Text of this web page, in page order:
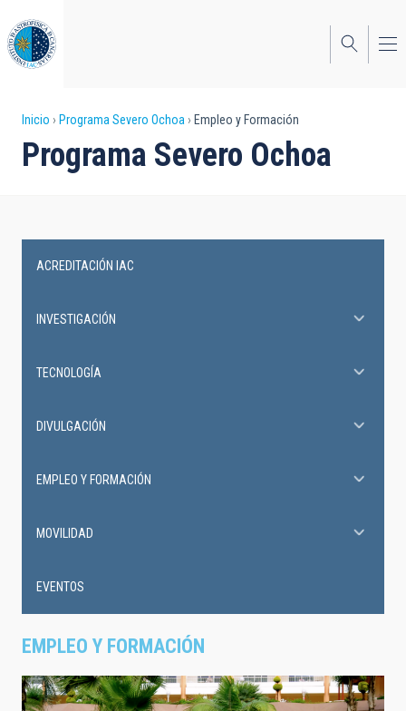
al
contenido
principal
Sobrescribir
enlaces
navegación
Inicio Programa Severo Ochoa Empleo y Formación
Programa Severo Ochoa
EMPLEO Y FORMACIÓN
Ochoa
ACREDITACIÓN IAC
INVESTIGACIÓN
TECNOLOGÍA
DIVULGACIÓN
EMPLEO Y FORMACIÓN
MOVILIDAD
EVENTOS